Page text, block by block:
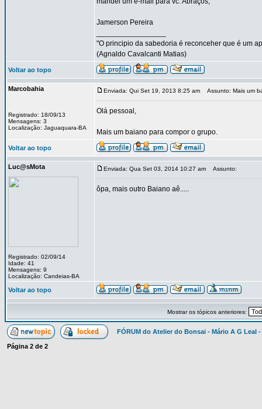
Jamerson Pereira
"O principio da sabedoria é reconceher que é um
(Agnaldo Cavalcanti Matias)
Voltar ao topo
Marcobahia
Registrado: 18/09/13
Mensagens: 3
Localização: Jaguaquara-BA
Enviada: Qui Set 19, 2013 8:25 am Assunto: Mais um
Olá pessoal,
Mais um baiano para compor o grupo.
Voltar ao topo
Luc@sMota
Registrado: 02/09/14
Idade: 41
Mensagens: 9
Localização: Candeias-BA
Enviada: Qua Set 03, 2014 10:27 am Assunto:
ôpa, mais outro Baiano aê.....
Voltar ao topo
Mostrar os tópicos anteriores:
FÓRUM do Atelier do Bonsai - Mário A G Leal
Página 2 de 2